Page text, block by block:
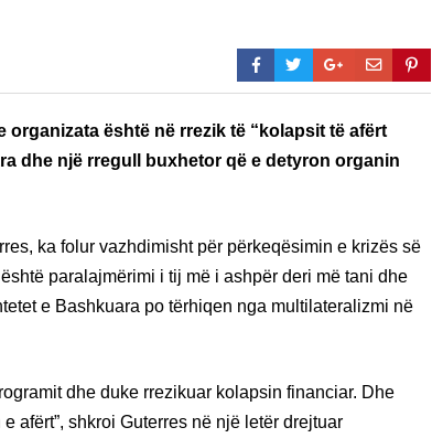
organizata është në rrezik të “kolapsit të afërt
dhe një rregull buxhetor që e detyron organin
ka folur vazhdimisht për përkeqësimin e krizës së
paralajmërimi i tij më i ashpër deri më tani dhe
e Bashkuara po tërhiqen nga multilateralizmi në
dhe duke rrezikuar kolapsin financiar. Dhe
afërt”, shkroi Guterres në një letër drejtuar